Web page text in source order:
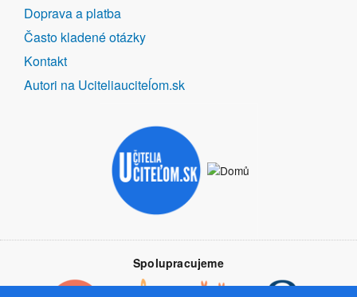
Doprava a platba
Často kladené otázky
Kontakt
Autori na Uciteliauciteĺom.sk
Spolupracujeme